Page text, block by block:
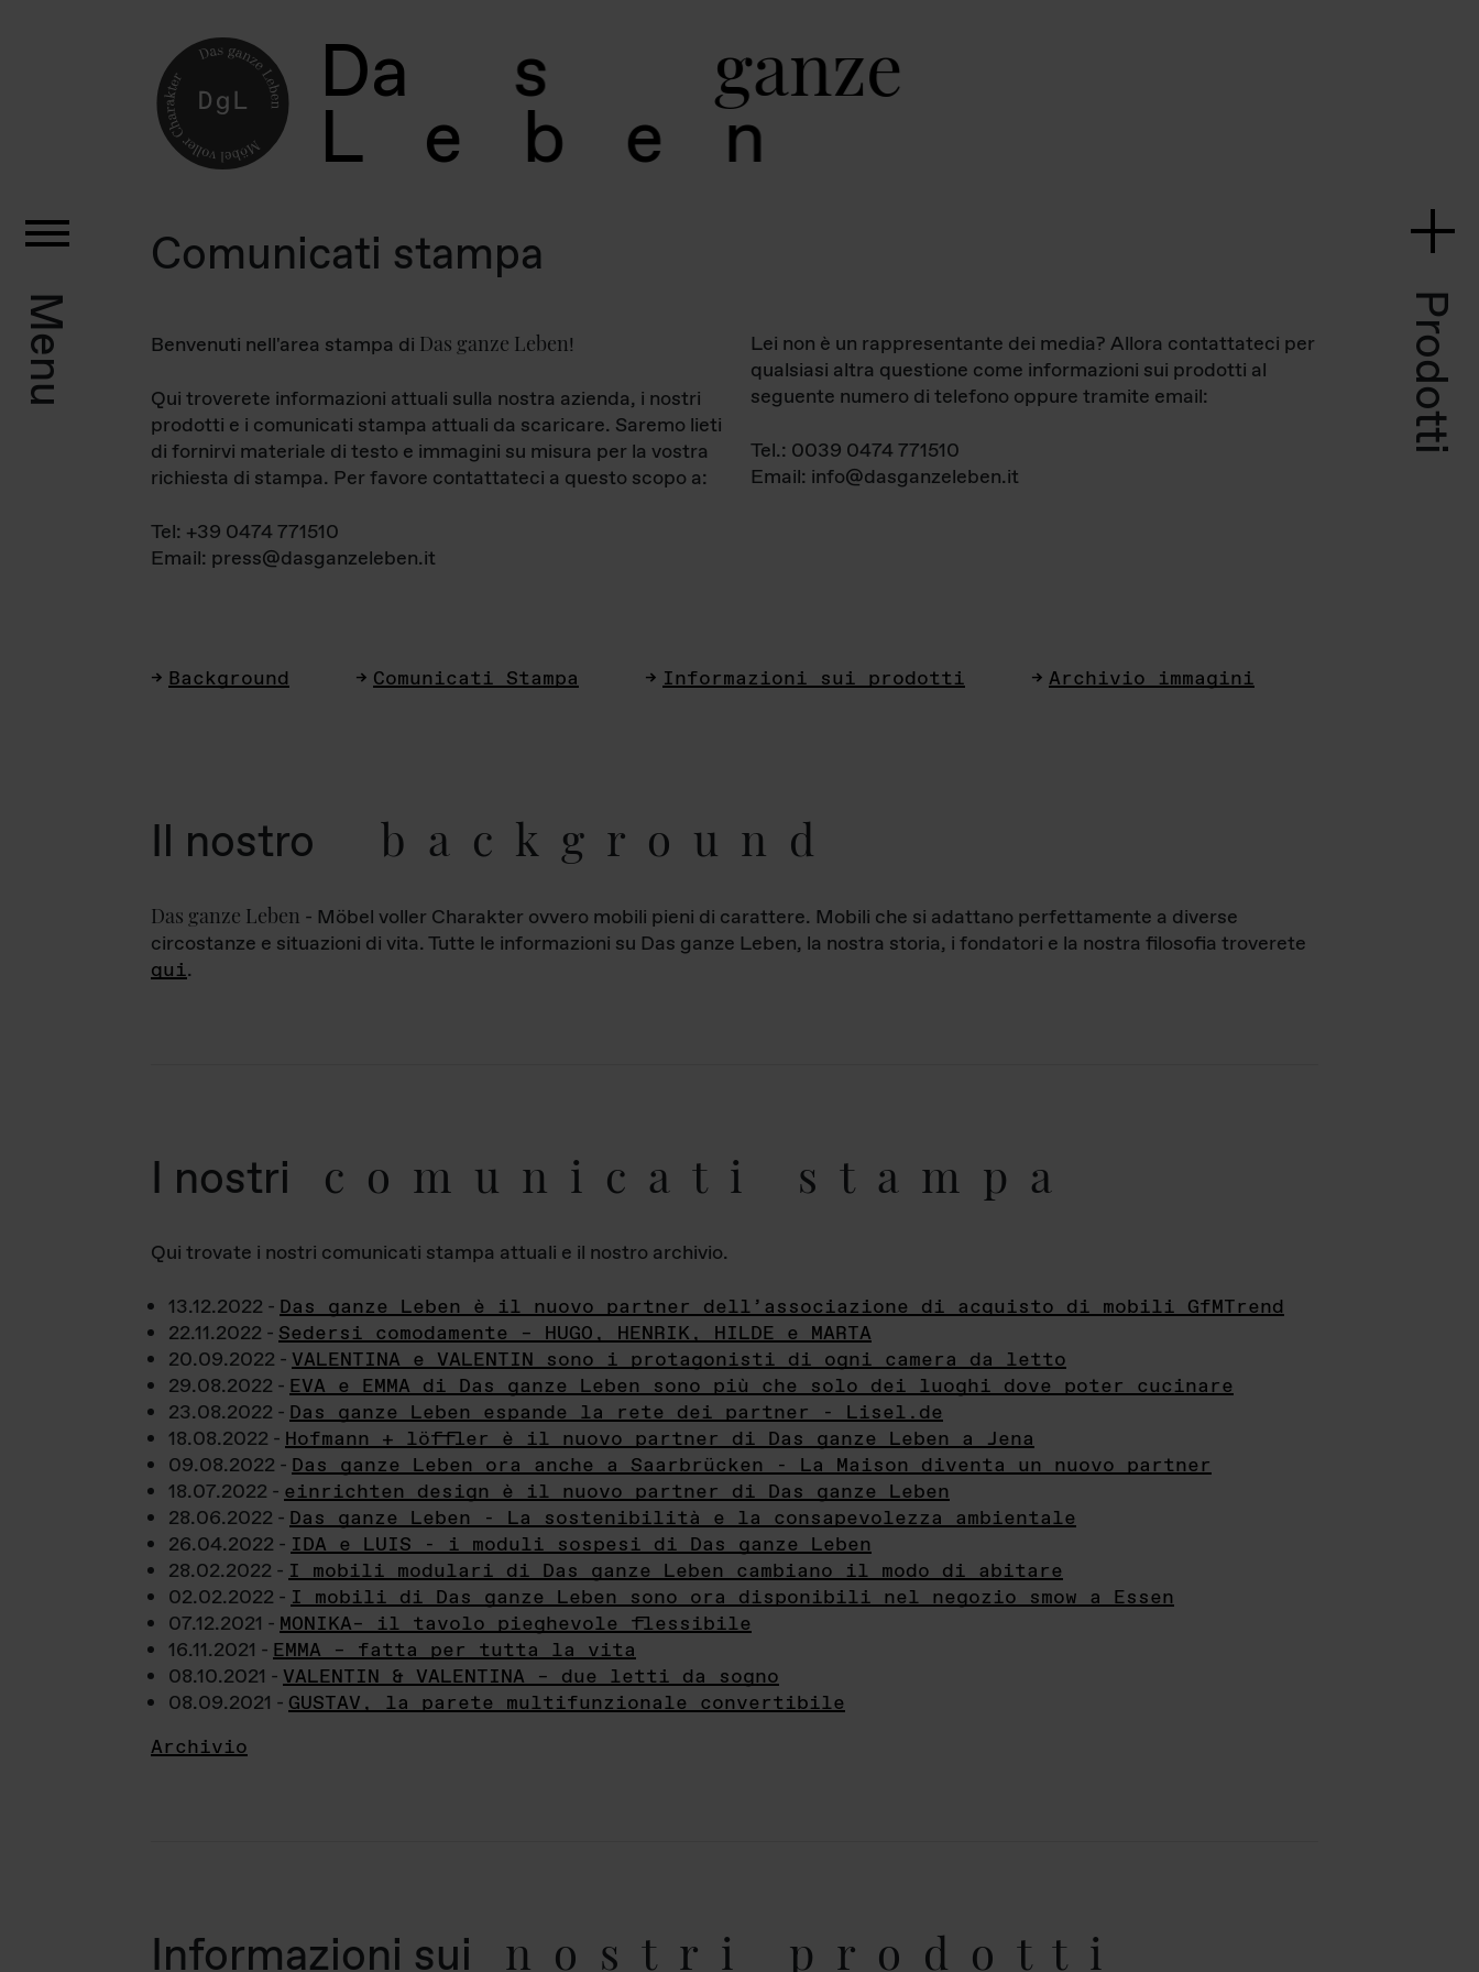
Da s ganz
L e b e
Menu Prodotti
Comunicati stampa
Benvenuti nell'area stampa di Das ganze Leben!
Qui troverete informazioni attuali sulla nostra azienda, i nostri
prodotti e i comunicati stampa attuali da scaricare. Saremo lieti
di fornirvi materiale di testo e immagini su misura per la vostra
richiesta di stampa. Per favore contattateci a questo scopo a:
Tel: +39 0474 771510
Email: press@dasganzeleben.it
Lei non è un rappresentante dei media? Allora contattateci per
qualsiasi altra questione come informazioni sui prodotti al
seguente numero di telefono oppure tramite email:
Tel.: 0039 0474 771510
Email: info@dasganzeleben.it
Background Comunicati Stampa Informazioni sui prodotti Archivio immagini
Il nostro background
Das ganze Leben - Möbel voller Charakter ovvero mobili pieni di carattere. Mobili che si adattano perfettamente a diverse
circostanze e situazioni di vita. Tutte le informazioni su Das ganze Leben, la nostra storia, i fondatori e la nostra filosofia troverete
qui.
I nostri comunicati stampa
Qui trovate i nostri comunicati stampa attuali e il nostro archivio.
13.12.2022 - Das ganze Leben è il nuovo partner dell’associazione di acquisto di mobili GfMTrend
22.11.2022 - Sedersi comodamente – HUGO, HENRIK, HILDE e MARTA
20.09.2022 - VALENTINA e VALENTIN sono i protagonisti di ogni camera da letto
29.08.2022 - EVA e EMMA di Das ganze Leben sono più che solo dei luoghi dove poter cucinare
23.08.2022 - Das ganze Leben espande la rete dei partner - Lisel.de
18.08.2022 - Hofmann + löffler è il nuovo partner di Das ganze Leben a Jena
09.08.2022 - Das ganze Leben ora anche a Saarbrücken - La Maison diventa un nuovo partner
18.07.2022 - einrichten design è il nuovo partner di Das ganze Leben
28.06.2022 - Das ganze Leben - La sostenibilità e la consapevolezza ambientale
26.04.2022 - IDA e LUIS - i moduli sospesi di Das ganze Leben
28.02.2022 - I mobili modulari di Das ganze Leben cambiano il modo di abitare
02.02.2022 - I mobili di Das ganze Leben sono ora disponibili nel negozio smow a Essen
07.12.2021 - MONIKA– il tavolo pieghevole flessibile
16.11.2021 - EMMA – fatta per tutta la vita
08.10.2021 - VALENTIN & VALENTINA – due letti da sogno
08.09.2021 - GUSTAV, la parete multifunzionale convertibile
Archivio
Informazioni sui nostri prodotti